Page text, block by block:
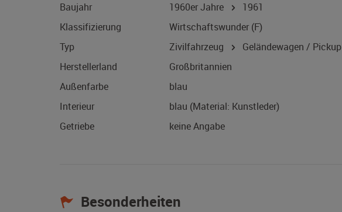
Baujahr
1960er Jahre
1961
Klassifizierung
Wirtschaftswunder (F)
Typ
Zivilfahrzeug
Geländewagen / Pickup
Herstellerland
Großbritannien
Außenfarbe
blau
Interieur
blau (Material: Kunstleder)
Getriebe
keine Angabe
Besonderheiten